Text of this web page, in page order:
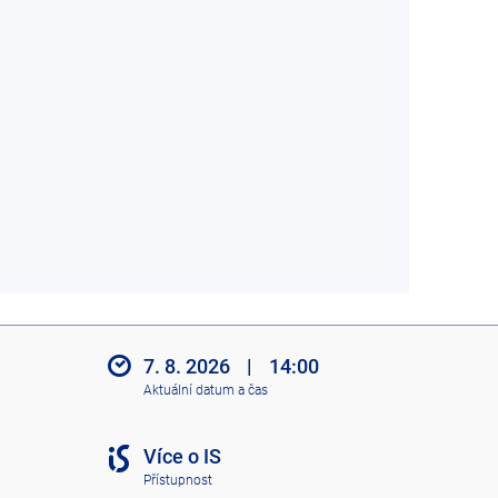
7. 8. 2026 | 14:00
Aktuální datum a čas
Více o IS
Přístupnost